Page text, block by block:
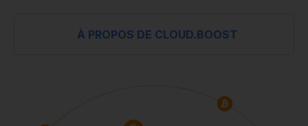
À PROPOS DE CLOUD.BOOST